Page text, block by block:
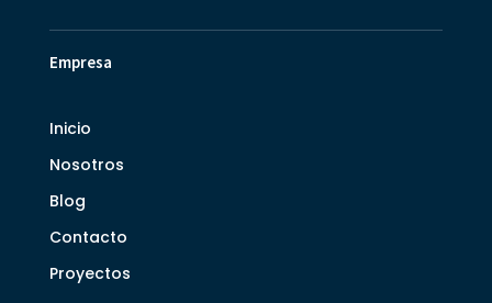
Empresa
Inicio
Nosotros
Blog
Contacto
Proyectos